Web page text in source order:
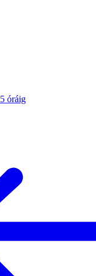
óráig